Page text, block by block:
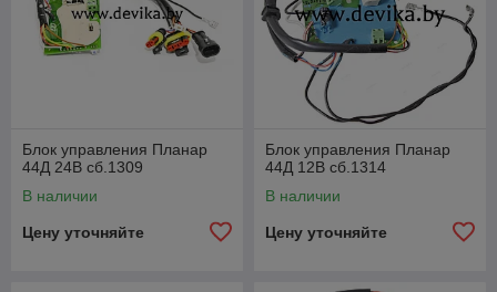
Блок управления Планар
44Д 24В сб.1309
В наличии
Цену уточняйте
Блок управления Планар
44Д 12В сб.1314
В наличии
Цену уточняйте